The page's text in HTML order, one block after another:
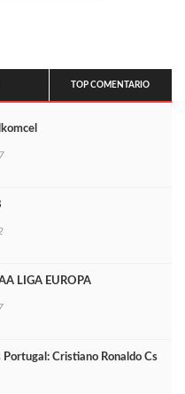
TOP COMENTARIO
LIGA EUROPA
Portugal: Cristiano Ronaldo Cs